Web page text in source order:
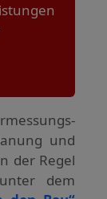
und
der Regel
dem